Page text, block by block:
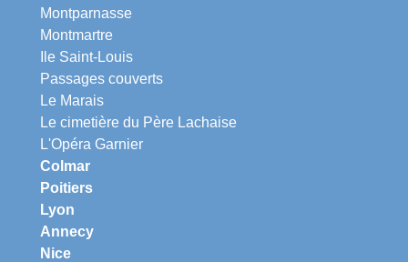
Montparnasse
Montmartre
Ile Saint-Louis
Passages couverts
Le Marais
Le cimetière du Père Lachaise
L'Opéra Garnier
Colmar
Poitiers
Lyon
Annecy
Nice